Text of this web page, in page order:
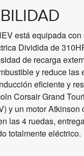
está equipada
Dividida de
de recarga
y reduce las
eficiente y
Corsair Grand
y un motor Atkinson
las 4 ruedas,
totalmente eléctrico.